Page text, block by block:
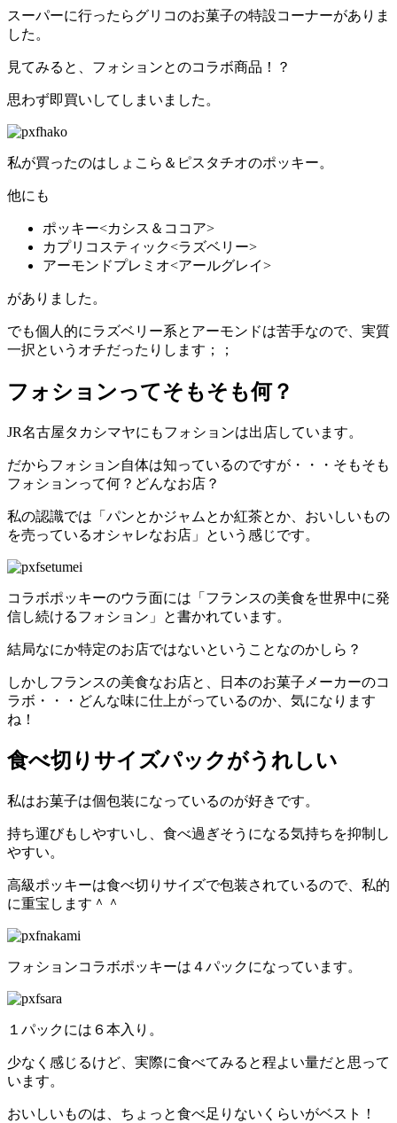
スーパーに行ったらグリコのお菓子の特設コーナーがありま
した。
見てみると、フォションとのコラボ商品！？
思わず即買いしてしまいました。
私が買ったのはしょこら＆ピスタチオのポッキー。
他にも
ポッキー<カシス＆ココア>
カプリコスティック<ラズベリー>
アーモンドプレミオ<アールグレイ>
がありました。
でも個人的にラズベリー系とアーモンドは苦手なので、実質
一択というオチだったりします；；
フォションってそもそも何？
JR名古屋タカシマヤにもフォションは出店しています。
だからフォション自体は知っているのですが・・・そもそも
フォションって何？どんなお店？
私の認識では「パンとかジャムとか紅茶とか、おいしいもの
を売っているオシャレなお店」という感じです。
コラボポッキーのウラ面には「フランスの美食を世界中に発
信し続けるフォション」と書かれています。
結局なにか特定のお店ではないということなのかしら？
しかしフランスの美食なお店と、日本のお菓子メーカーのコ
ラボ・・・どんな味に仕上がっているのか、気になります
ね！
食べ切りサイズパックがうれしい
私はお菓子は個包装になっているのが好きです。
持ち運びもしやすいし、食べ過ぎそうになる気持ちを抑制し
やすい。
高級ポッキーは食べ切りサイズで包装されているので、私的
に重宝します＾＾
フォションコラボポッキーは４パックになっています。
１パックには６本入り。
少なく感じるけど、実際に食べてみると程よい量だと思って
います。
おいしいものは、ちょっと食べ足りないくらいがベスト！